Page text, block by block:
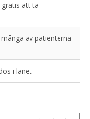
att ta
av patienterna
i länet